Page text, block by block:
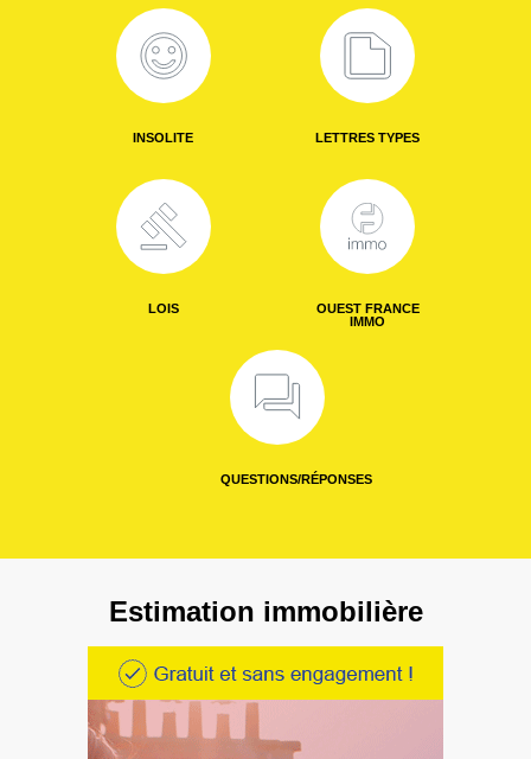
INSOLITE LETTRES TYPES
LOIS
OUEST FRANCE
IMMO
QUESTIONS/RÉPONSES
Estimation immobilière